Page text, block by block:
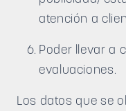
atención a
Poder llevar a
evaluaciones.
Los datos que se